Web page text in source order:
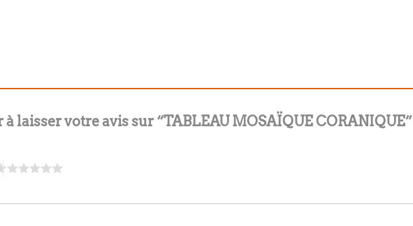
à laisser votre avis sur “TABLEAU MOSAÏQUE CORANIQUE”